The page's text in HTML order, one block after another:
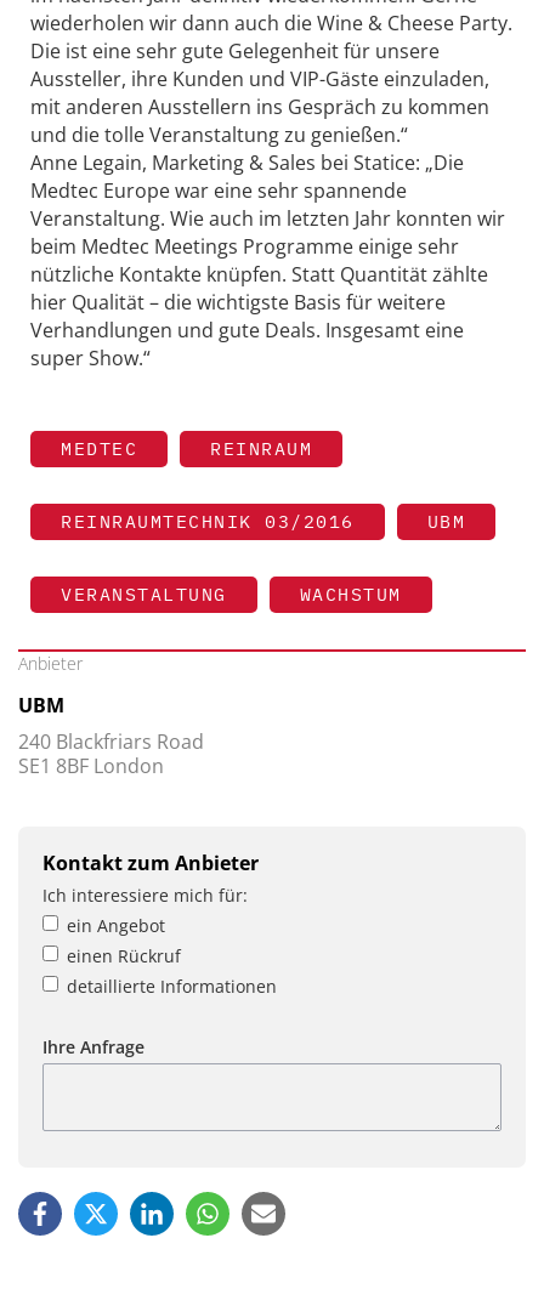
wiederholen wir dann auch die Wine & Cheese Party.
Die ist eine sehr gute Gelegenheit für unsere
Aussteller, ihre Kunden und VIP-Gäste einzuladen,
mit anderen Ausstellern ins Gespräch zu kommen
und die tolle Veranstaltung zu genießen.“
Anne Legain, Marketing & Sales bei Statice: „Die
Medtec Europe war eine sehr spannende
Veranstaltung. Wie auch im letzten Jahr konnten wir
beim Medtec Meetings Programme einige sehr
nützliche Kontakte knüpfen. Statt Quantität zählte
hier Qualität – die wichtigste Basis für weitere
Verhandlungen und gute Deals. ­Insgesamt eine
super Show.“
MEDTEC REINRAUM
REINRAUMTECHNIK 03/2016 UBM
VERANSTALTUNG WACHSTUM
Anbieter
UBM
240 Blackfriars Road
SE1 8BF London
Kontakt zum Anbieter
Ich interessiere mich für:
ein Angebot
einen Rückruf
detaillierte Informationen
Ihre Anfrage